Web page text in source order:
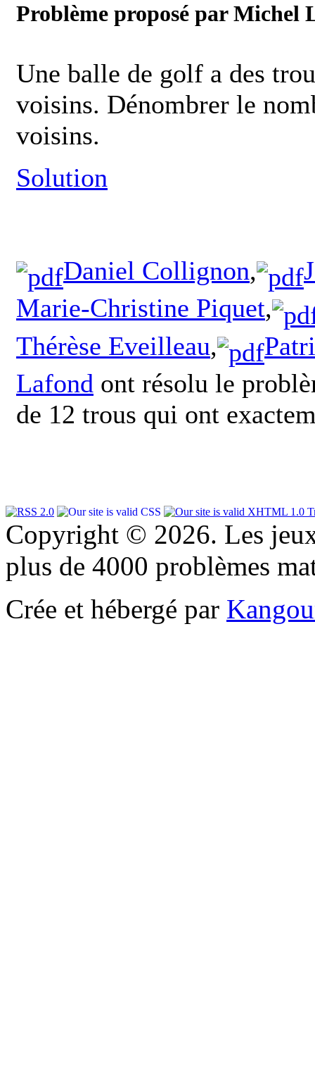
Problème proposé par Michel
Une balle de golf a des
voisins. Dénombrer le
voisins.
Solution
Daniel Collignon,
Marie-Christine Piquet,
Thérèse Eveilleau,
Lafond ont résolu le
de 12 trous qui ont
Copyright © 2026. Les
plus de 4000 problèmes
Crée et hébergé par